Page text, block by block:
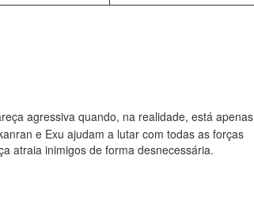
agressiva quando, na realidade, está apenas
e Exu ajudam a lutar com todas as forças
atraia inimigos de forma desnecessária.